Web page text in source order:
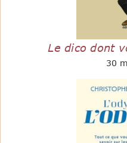
Le dico dont
30